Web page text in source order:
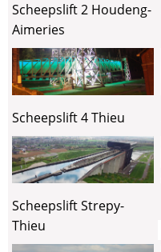
Scheepslift 2 Houdeng-
Aimeries
Scheepslift 4 Thieu
Scheepslift Strepy-
Thieu